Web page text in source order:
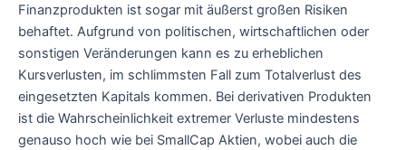
Finanzprodukten ist sogar mit äußerst großen Risiken
behaftet. Aufgrund von politischen, wirtschaftlichen oder
sonstigen Veränderungen kann es zu erheblichen
Kursverlusten, im schlimmsten Fall zum Totalverlust des
eingesetzten Kapitals kommen. Bei derivativen Produkten
ist die Wahrscheinlichkeit extremer Verluste mindestens
genauso hoch wie bei SmallCap Aktien, wobei auch die